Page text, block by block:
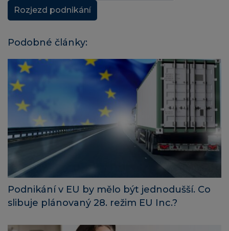
Rozjezd podnikání
Podobné články:
Podnikání v EU by mělo být jednodušší. Co
slibuje plánovaný 28. režim EU Inc.?